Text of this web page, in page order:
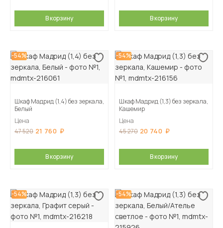
В корзину В корзину
-54%
Шкаф Мадрид (1,4) без зеркала,
Белый
Цена
47 520 21 760
В корзину
-54%
Шкаф Мадрид (1,3) без зеркала,
Кашемир
Цена
45 270 20 740
В корзину
-54% -54%